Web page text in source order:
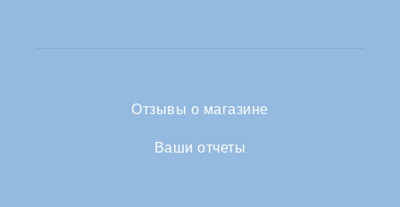
Отзывы о магазине
Ваши отчеты